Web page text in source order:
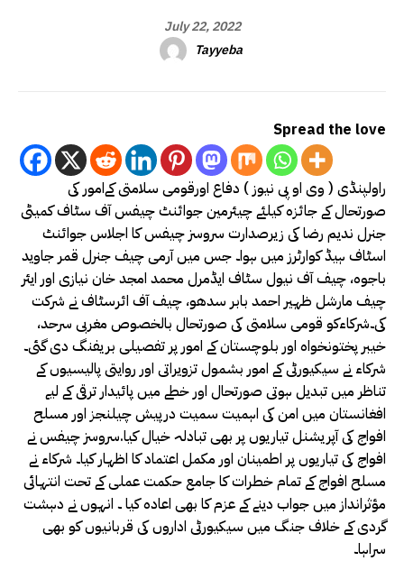
July 22, 2022
Tayyeba
Spread the love
راولپنڈی ( وی او پی نیوز ) دفاع اورقومی سلامتی کےامور کی
صورتحال کے جائزہ کیلئے چیئرمین جوائنٹ چیفس آف سٹاف کمیٹی
جنرل ندیم رضا کی زیرصدارت سروسز چیفس کا اجلاس جوائنٹ
اسٹاف ہیڈ کوارٹرز میں ہوا۔ جس میں آرمی چیف جنرل قمر جاوید
باجوہ، چیف آف نیول سٹاف ایڈمرل محمد امجد خان نیازی اور ایئر
چیف مارشل ظہیر احمد بابر سدھو، چیف آف ائرسٹاف نے شرکت
کی۔شرکاءکو قومی سلامتی کی صورتحال بالخصوص مغربی سرحد،
خیبر پختونخواہ اور بلوچستان کے امور پر تفصیلی بریفنگ دی گئی۔
شرکاء نے سیکیورٹی کے امور بشمول تزویراتی اور روایتی پالیسیوں کے
تناظر میں تبدیل ہوتی صورتحال اور خطے میں پائیدار ترقی کے لیے
افغانستان میں امن کی اہمیت سمیت درپیش چیلنجز اور مسلح
افواج کی آپریشنل تیاریوں پر بھی تبادلہ خیال کیا.سروسز چیفس نے
افواج کی تیاریوں پر اطمینان اور مکمل اعتماد کا اظہار کیا۔ شرکاء نے
مسلح افواج کے تمام خطرات کا جامع حکمت عملی کے تحت انتہائی
مؤثرانداز میں جواب دینے کے عزم کا بھی اعادہ کیا ۔ انہوں نے دہشت
گردی کے خلاف جنگ میں سیکیورٹی اداروں کی قربانیوں کو بھی
سراہا۔